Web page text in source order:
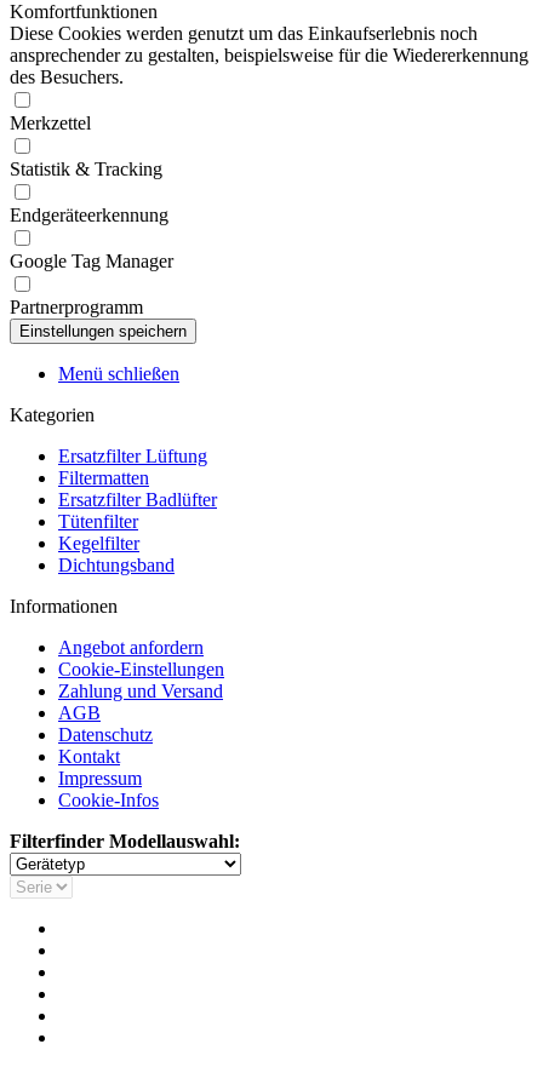
Komfortfunktionen
Diese Cookies werden genutzt um das Einkaufserlebnis noch
ansprechender zu gestalten, beispielsweise für die Wiedererkennung
des Besuchers.
Merkzettel
Statistik & Tracking
Endgeräteerkennung
Google Tag Manager
Partnerprogramm
Menü schließen
Kategorien
Ersatzfilter Lüftung
Filtermatten
Ersatzfilter Badlüfter
Tütenfilter
Kegelfilter
Dichtungsband
Informationen
Angebot anfordern
Cookie-Einstellungen
Zahlung und Versand
AGB
Datenschutz
Kontakt
Impressum
Cookie-Infos
Filterfinder Modellauswahl: